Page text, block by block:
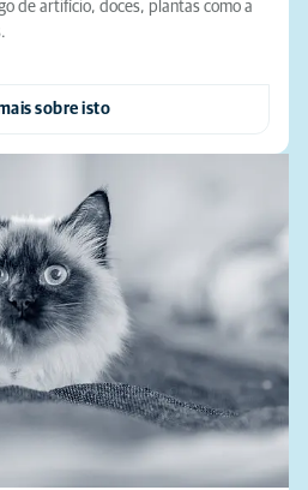
de artifício, doces, plantas como a
sobre isto